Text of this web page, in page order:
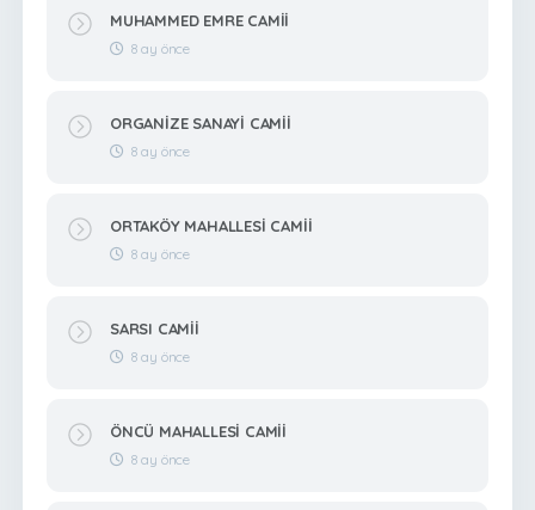
MUHAMMED EMRE CAMİİ
8 ay önce
ORGANİZE SANAYİ CAMİİ
8 ay önce
ORTAKÖY MAHALLESİ CAMİİ
8 ay önce
SARSI CAMİİ
8 ay önce
ÖNCÜ MAHALLESİ CAMİİ
8 ay önce